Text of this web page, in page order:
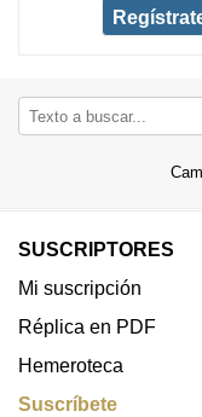
SUSCRIPTORES
Mi suscripción
Réplica en PDF
Hemeroteca
Suscríbete